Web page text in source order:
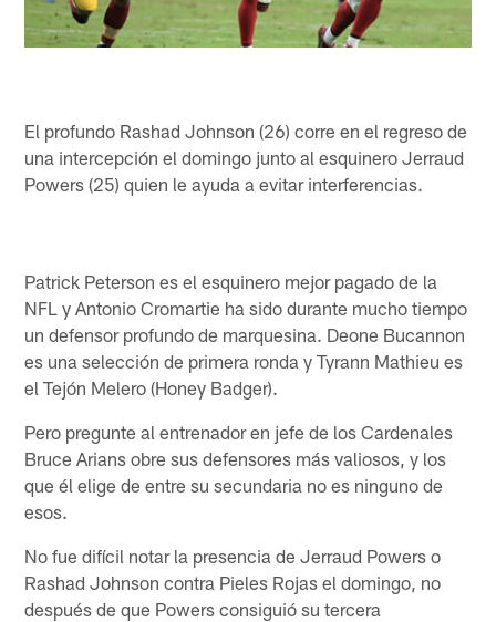
El profundo Rashad Johnson (26) corre en el regreso de
una intercepción el domingo junto al esquinero Jerraud
Powers (25) quien le ayuda a evitar interferencias.
Patrick Peterson es el esquinero mejor pagado de la
NFL y Antonio Cromartie ha sido durante mucho tiempo
un defensor profundo de marquesina. Deone Bucannon
es una selección de primera ronda y Tyrann Mathieu es
el Tejón Melero (Honey Badger).
Pero pregunte al entrenador en jefe de los Cardenales
Bruce Arians obre sus defensores más valiosos, y los
que él elige de entre su secundaria no es ninguno de
esos.
No fue difícil notar la presencia de Jerraud Powers o
Rashad Johnson contra Pieles Rojas el domingo, no
después de que Powers consiguió su tercera